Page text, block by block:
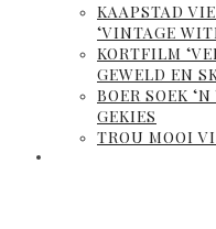
KAAPSTAD
‘VINTAGE
KORTFILM
GEWELD EN
BOER SOEK
GEKIES
TROU MOOI